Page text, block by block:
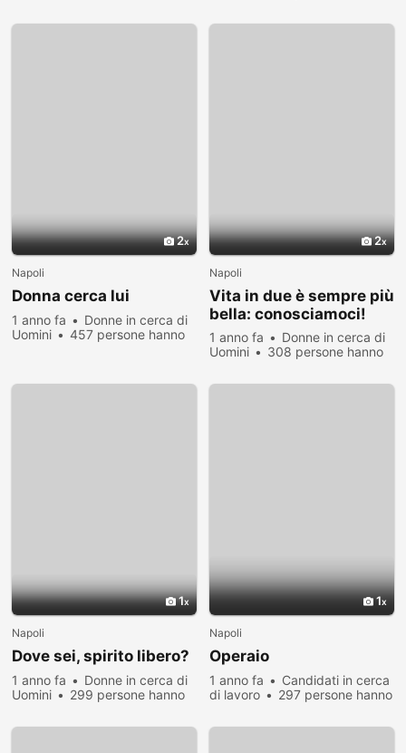
2
Napoli
Donna cerca lui
1 anno fa
Donne in cerca di
Uomini
457 persone hanno
2
Napoli
Vita in due è sempre più
bella: conosciamoci!
1 anno fa
Donne in cerca di
Uomini
308 persone hanno
1
Napoli
Dove sei, spirito libero?
1 anno fa
Donne in cerca di
Uomini
299 persone hanno
1
Napoli
Operaio
1 anno fa
Candidati in cerca
di lavoro
297 persone hanno